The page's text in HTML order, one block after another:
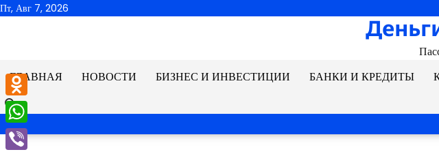
Перейти
Пт, Авг 7, 2026
ГЛАВНАЯ
НОВОСТИ БИЗНЕС И ИНВЕСТИЦИИ БАНКИ И КРЕДИТЫ
Odnoklassniki
WhatsApp